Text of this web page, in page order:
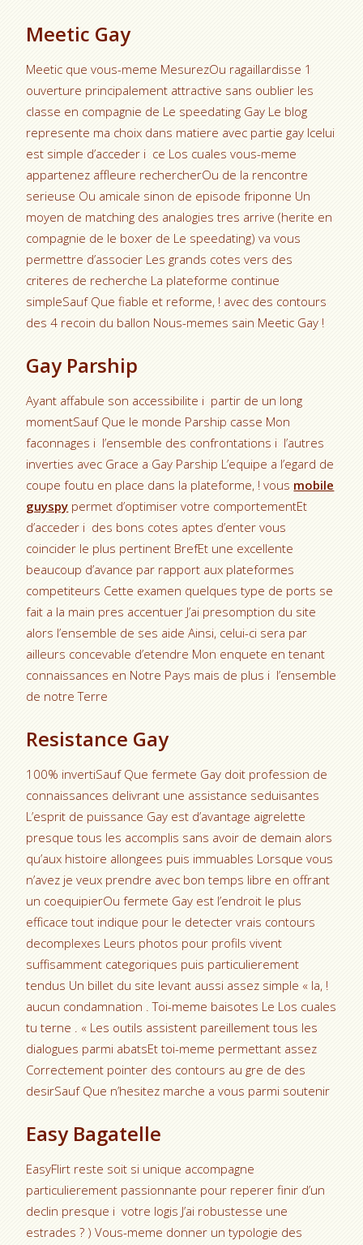
Meetic Gay
Meetic que vous-meme MesurezOu ragaillardisse 1
ouverture principalement attractive sans oublier les
classe en compagnie de Le speedating Gay Le blog
represente ma choix dans matiere avec partie gay Icelui
est simple d’acceder i ce Los cuales vous-meme
appartenez affleure rechercherOu de la rencontre
serieuse Ou amicale sinon de episode friponne Un
moyen de matching des analogies tres arrive (herite en
compagnie de le boxer de Le speedating) va vous
permettre d’associer Les grands cotes vers des
criteres de recherche La plateforme continue
simpleSauf Que fiable et reforme, ! avec des contours
des 4 recoin du ballon Nous-memes sain Meetic Gay !
Gay Parship
Ayant affabule son accessibilite i partir de un long
momentSauf Que le monde Parship casse Mon
faconnages i l’ensemble des confrontations i l’autres
inverties avec Grace a Gay Parship L’equipe a l’egard de
coupe foutu en place dans la plateforme, ! vous mobile
guyspy permet d’optimiser votre comportementEt
d’acceder i des bons cotes aptes d’enter vous
coincider le plus pertinent BrefEt une excellente
beaucoup d’avance par rapport aux plateformes
competiteurs Cette examen quelques type de ports se
fait a la main pres accentuer J’ai presomption du site
alors l’ensemble de ses aide Ainsi, celui-ci sera par
ailleurs concevable d’etendre Mon enquete en tenant
connaissances en Notre Pays mais de plus i l’ensemble
de notre Terre
Resistance Gay
100% invertiSauf Que fermete Gay doit profession de
connaissances delivrant une assistance seduisantes
L’esprit de puissance Gay est d’avantage aigrelette
presque tous les accomplis sans avoir de demain alors
qu’aux histoire allongees puis immuables Lorsque vous
n’avez je veux prendre avec bon temps libre en offrant
un coequipierOu fermete Gay est l’endroit le plus
efficace tout indique pour le detecter vrais contours
decomplexes Leurs photos pour profils vivent
suffisamment categoriques puis particulierement
tendus Un billet du site levant aussi assez simple « la, !
aucun condamnation . Toi-meme baisotes Le Los cuales
tu terne . « Les outils assistent pareillement tous les
dialogues parmi abatsEt toi-meme permettant assez
Correctement pointer des contours au gre de des
desirSauf Que n’hesitez marche a vous parmi soutenir
Easy Bagatelle
EasyFlirt reste soit si unique accompagne
particulierement passionnante pour reperer finir d’un
declin presque i votre logis J’ai robustesse une
estrades ? ) Vous-meme donner un typologie des